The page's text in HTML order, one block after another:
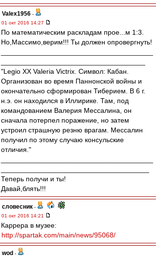
Valex1956 -
01 окт 2016 14:27
По математическим раскладам прое...м 1:3.
Но,Массимо,верим!!! Ты должен опровергнуть!
"Legio XX Valeria Victrix. Символ: Кабан.
Организован во время Паннонской войны и
окончательно сформирован Тиберием. В 6 г.
н.э. он находился в Иллирике. Там, под
командованием Валерия Мессалина, он
сначала потерпел поражение, но затем
устроил страшную резню врагам. Мессалин
получил по этому случаю консульские
отличия."
Теперь получи и ты!
Давай,блять!!!
словесник -
01 окт 2016 14:21
Каррера в музее:
http://spartak.com/main/news/95068/
wod -